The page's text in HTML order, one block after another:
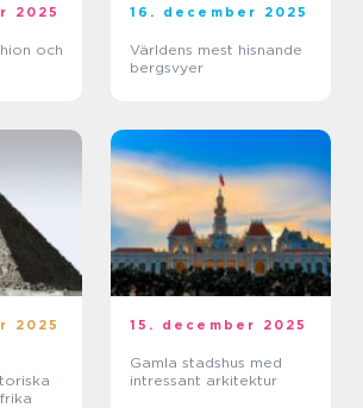
2025
och
16. december 2025
Världens mest hisnande
bergsvyer
2025 15. december 2025
Gamla stadshus med
intressant arkitektur